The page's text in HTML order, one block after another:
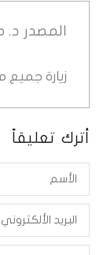
المصدر د.
زيارة جميع
أترك تعليقاً